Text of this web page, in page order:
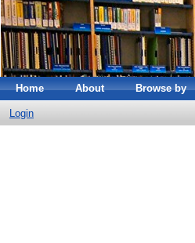
Home About Browse by
Login